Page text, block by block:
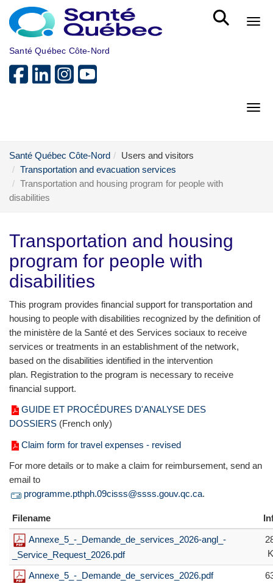
Skip to main content
Santé Québec Côte-Nord
Santé Québec Côte-Nord
Users and visitors
Transportation and evacuation services
Transportation and housing program for people with
disabilities
Transportation and housing
program for people with
disabilities
This program provides financial support for transportation and
housing to people with disabilities recognized by the definition of
the ministère de la Santé et des Services sociaux to receive
services or treatments in an establishment of the network,
based on the disabilities identified in the intervention
plan. Registration to the program is necessary to receive
financial support.
GUIDE ET PROCÉDURES D'ANALYSE DES
DOSSIERS (French only)
Claim form for travel expenses - revised
For more details or to make a claim for reimbursement, send an
email to
programme.pthph.09cisss@ssss.gouv.qc.ca.
Filename
Annexe_5_-_Demande_de_services_2026-angl_-
_Service_Request_2026.pdf
Annexe_5_-_Demande_de_services_2026.pdf